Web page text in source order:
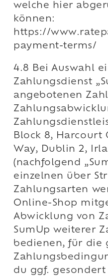
welche hier
können:
https://
payment-terms/
4.8 Bei Auswahl
Zahlungsdienst
angebotenen
Block 8, Harcourt
Way, Dublin 2,
(nachfolgend
einzelnen über
Zahlungsarten
Online-Shop
Abwicklung von
SumUp weiterer
bedienen, für die
du ggf.